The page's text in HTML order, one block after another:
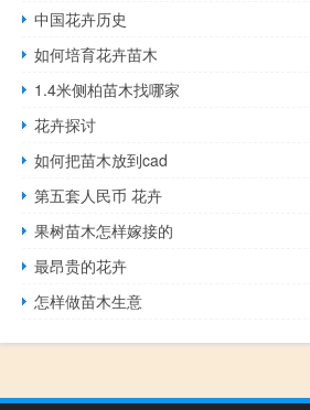
中国花卉历史
如何培育花卉苗木
1.4米侧柏苗木找哪家
花卉探讨
如何把苗木放到cad
第五套人民币 花卉
果树苗木怎样嫁接的
最昂贵的花卉
怎样做苗木生意